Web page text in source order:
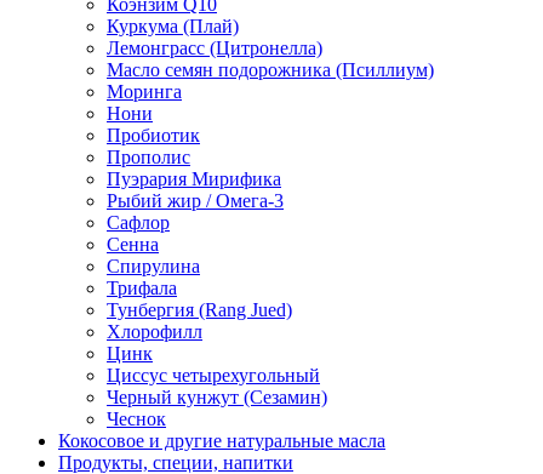
Коэнзим Q10
Куркума (Плай)
Лемонграсс (Цитронелла)
Масло семян подорожника (Псиллиум)
Моринга
Нони
Пробиотик
Прополис
Пуэрария Мирифика
Рыбий жир / Омега-3
Сафлор
Сенна
Спирулина
Трифала
Тунбергия (Rang Jued)
Хлорофилл
Цинк
Циссус четырехугольный
Черный кунжут (Сезамин)
Чеснок
Кокосовое и другие натуральные масла
Продукты, специи, напитки